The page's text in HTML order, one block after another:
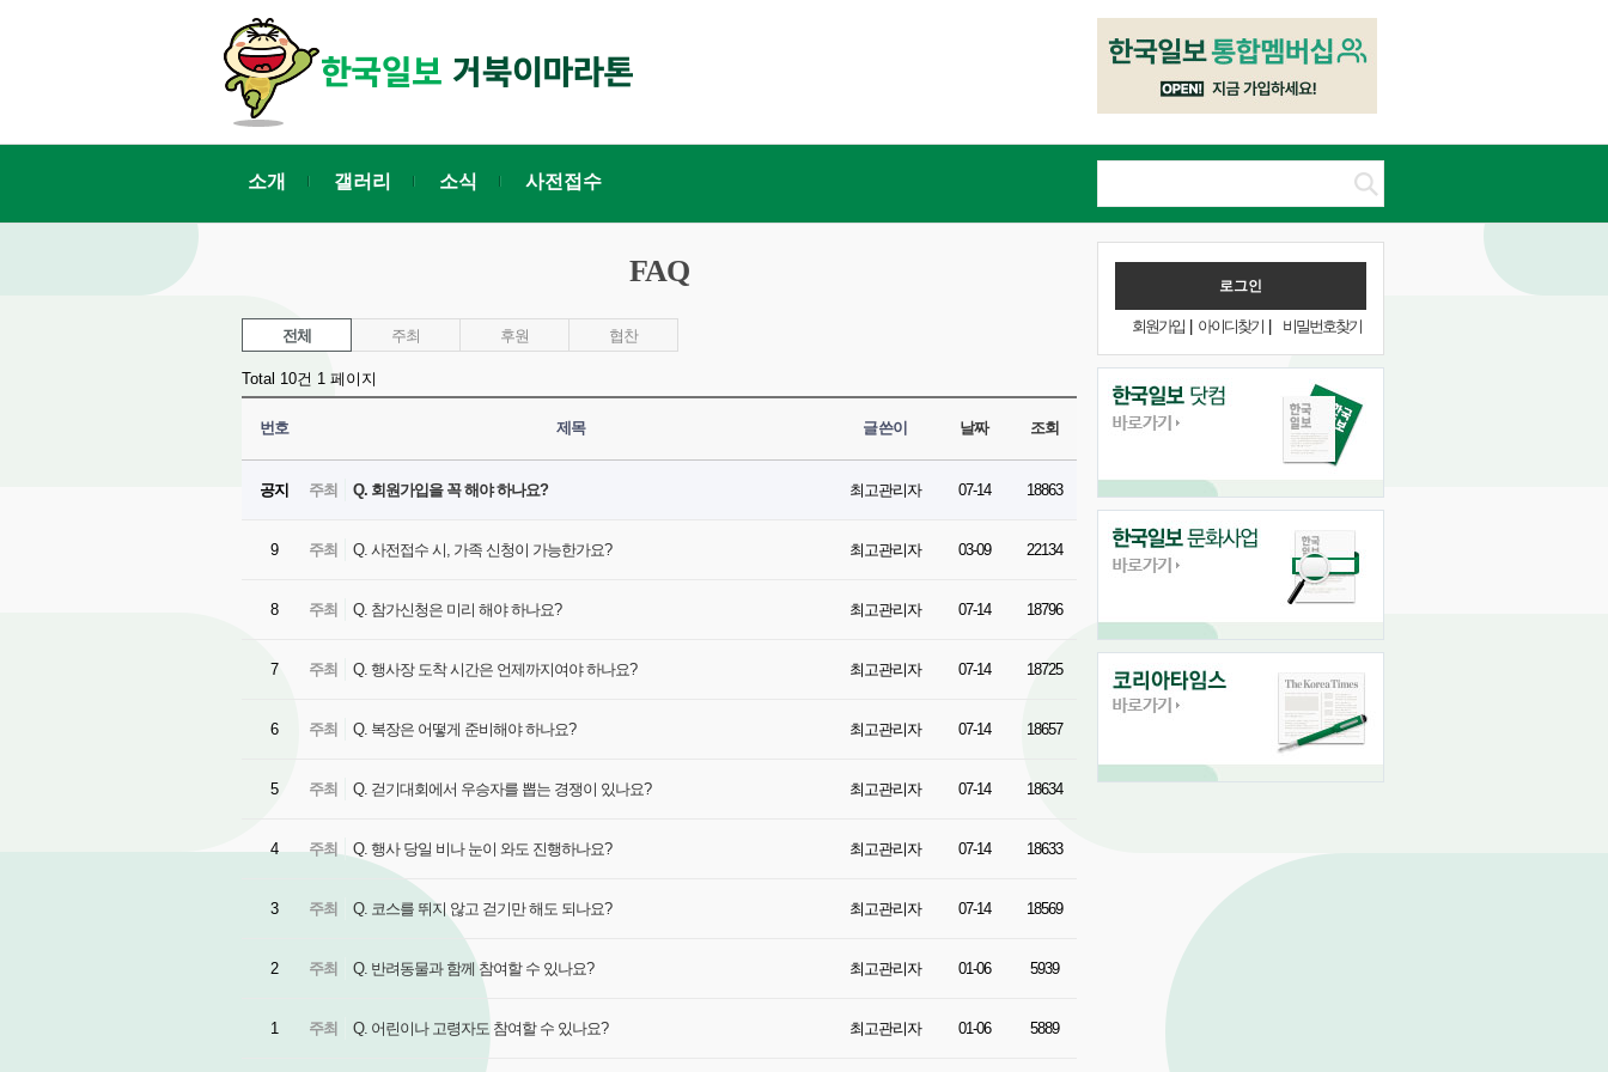
소개 갤러리 소식 사전접수
회원가입| 아이디찾기 비밀번호찾기
FAQ
전체 주최 후원 협찬
Total 10건 1 페이지
번호 제목 글쓴이 날짜 조회
공지 주최 Q. 회원가입을 꼭 해야 하나요? 최고관리자 07-14 18863
9 주최 Q. 사전접수 시, 가족 신청이 가능한가요? 최고관리자 03-09 22134
8 주최 Q. 참가신청은 미리 해야 하나요? 최고관리자 07-14 18796
7 주최 Q. 행사장 도착 시간은 언제까지여야 하나요? 최고관리자 07-14 18725
6 주최 Q. 복장은 어떻게 준비해야 하나요? 최고관리자 07-14 18657
5 주최 Q. 걷기대회에서 우승자를 뽑는 경쟁이 있나요? 최고관리자 07-14 18634
4 주최 Q. 행사 당일 비나 눈이 와도 진행하나요? 최고관리자 07-14 18633
3 주최 Q. 코스를 뛰지 않고 걷기만 해도 되나요? 최고관리자 07-14 18569
2 주최 Q. 반려동물과 함께 참여할 수 있나요? 최고관리자 01-06 5939
1 주최 Q. 어린이나 고령자도 참여할 수 있나요? 최고관리자 01-06 5889